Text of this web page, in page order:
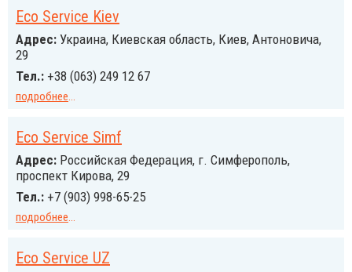
Eco Service Kiev
Адрес: Украина, Киевская область, Киев, Антоновича,
29
Тел.: +38 (063) 249 12 67
подробнее...
Eco Service Simf
Адрес: Российcкая Федерация, г. Симферополь,
проспект Кирова, 29
Тел.: +7 (903) 998-65-25
подробнее...
Eco Service UZ